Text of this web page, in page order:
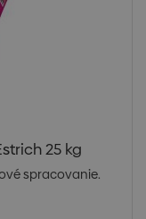
25 kg
spracovanie.